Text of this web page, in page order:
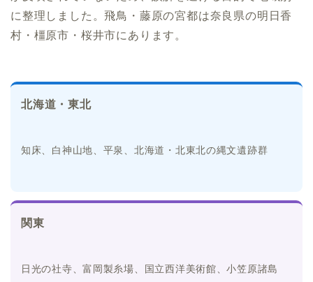
に整理しました。飛鳥・藤原の宮都は奈良県の明日香
村・橿原市・桜井市にあります。
北海道・東北
知床、白神山地、平泉、北海道・北東北の縄文遺跡群
関東
日光の社寺、富岡製糸場、国立西洋美術館、小笠原諸島